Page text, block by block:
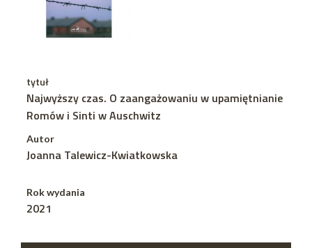
tytuł
Najwyższy czas. O zaangażowaniu w upamiętnianie
Romów i Sinti w Auschwitz
Autor
Joanna Talewicz-Kwiatkowska
Rok wydania
2021